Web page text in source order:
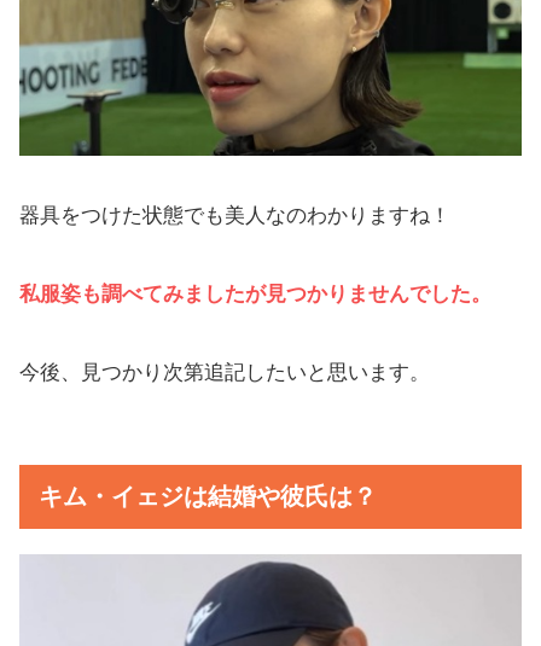
器具をつけた状態でも美人なのわかりますね！
私服姿も調べてみましたが見つかりませんでした。
今後、見つかり次第追記したいと思います。
キム・イェジは結婚や彼氏は？